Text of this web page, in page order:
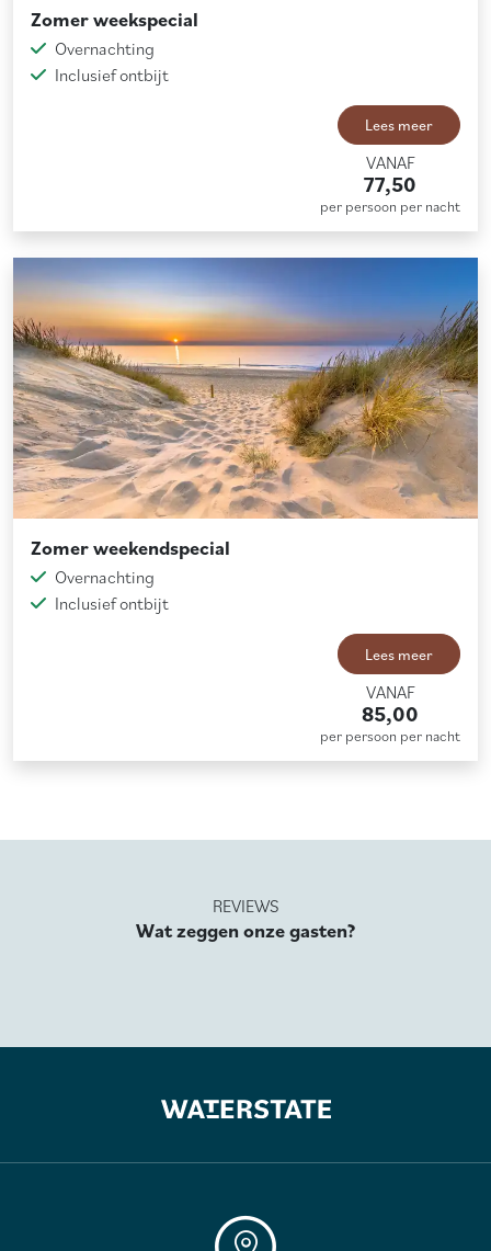
Zomer weekspecial
Overnachting
Inclusief ontbijt
Lees meer
VANAF
77,50
per persoon per nacht
Zomer weekendspecial
Overnachting
Inclusief ontbijt
Lees meer
VANAF
85,00
per persoon per nacht
REVIEWS
Wat zeggen onze gasten?